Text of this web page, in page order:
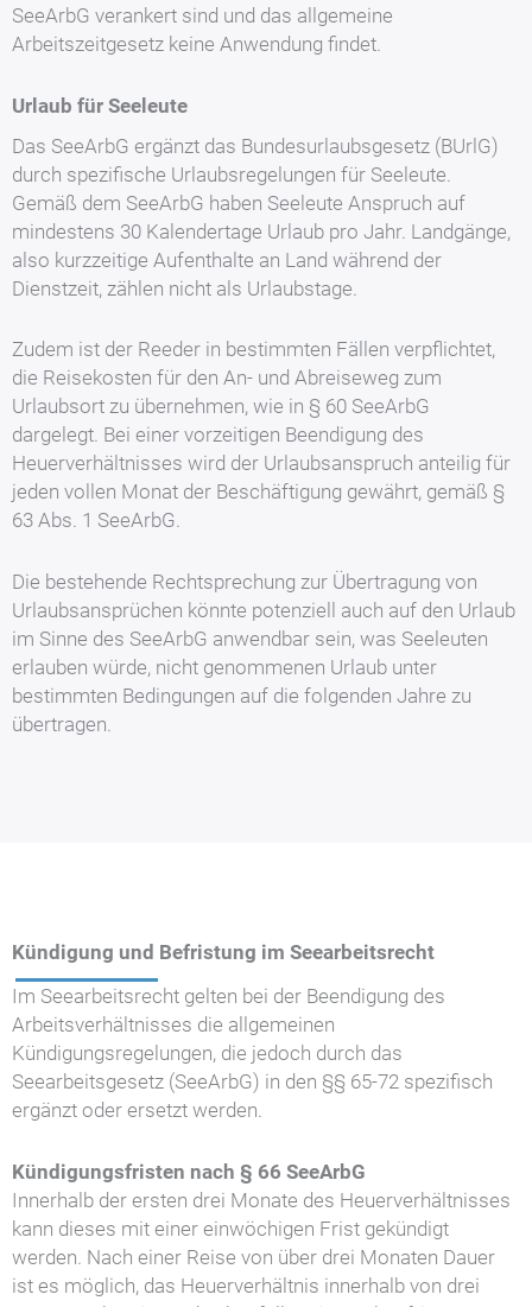
SeeArbG verankert sind und das allgemeine
Arbeitszeitgesetz keine Anwendung findet.
Urlaub für Seeleute
Das SeeArbG ergänzt das Bundesurlaubsgesetz (BUrlG)
durch spezifische Urlaubsregelungen für Seeleute.
Gemäß dem SeeArbG haben Seeleute Anspruch auf
mindestens 30 Kalendertage Urlaub pro Jahr. Landgänge,
also kurzzeitige Aufenthalte an Land während der
Dienstzeit, zählen nicht als Urlaubstage.
Zudem ist der Reeder in bestimmten Fällen verpflichtet,
die Reisekosten für den An- und Abreiseweg zum
Urlaubsort zu übernehmen, wie in § 60 SeeArbG
dargelegt. Bei einer vorzeitigen Beendigung des
Heuerverhältnisses wird der Urlaubsanspruch anteilig für
jeden vollen Monat der Beschäftigung gewährt, gemäß §
63 Abs. 1 SeeArbG.
Die bestehende Rechtsprechung zur Übertragung von
Urlaubsansprüchen könnte potenziell auch auf den Urlaub
im Sinne des SeeArbG anwendbar sein, was Seeleuten
erlauben würde, nicht genommenen Urlaub unter
bestimmten Bedingungen auf die folgenden Jahre zu
übertragen.
Kündigung und Befristung im Seearbeitsrecht
Im Seearbeitsrecht gelten bei der Beendigung des
Arbeitsverhältnisses die allgemeinen
Kündigungsregelungen, die jedoch durch das
Seearbeitsgesetz (SeeArbG) in den §§ 65-72 spezifisch
ergänzt oder ersetzt werden.
Kündigungsfristen nach § 66 SeeArbG
Innerhalb der ersten drei Monate des Heuerverhältnisses
kann dieses mit einer einwöchigen Frist gekündigt
werden. Nach einer Reise von über drei Monaten Dauer
ist es möglich, das Heuerverhältnis innerhalb von drei